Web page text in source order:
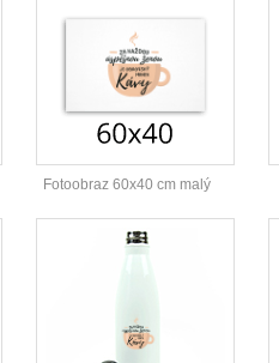
Fotoobraz 60x40 cm malý